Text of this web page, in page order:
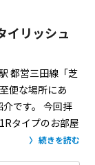
イリッシュ
都営三田線「芝
便な場所にあ
です。
今回拝
タイプのお部屋
ス&収納。1R以
続きを読む